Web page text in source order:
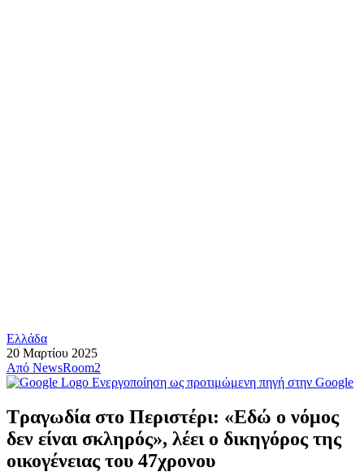
Ελλάδα
20 Μαρτίου 2025
Από NewsRoom2
Ενεργοποίηση ως προτιμώμενη πηγή στην Google
Τραγωδία στο Περιστέρι: «Εδώ ο νόμος
δεν είναι σκληρός», λέει ο δικηγόρος της
οικογένειας του 47χρονου